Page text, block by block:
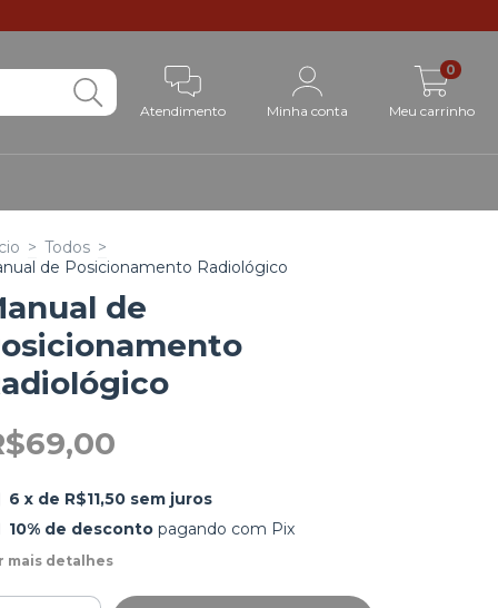
Atendimento Minha conta Meu carrinho
0
> Todos >
de Posicionamento Radiológico
de
6 x de R$11,50 sem juros
10% de descontopagando com Pix
mais detalhes